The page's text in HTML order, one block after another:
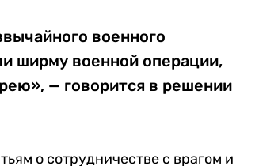
военного
ширму военной операции,
— говорится в решении
о сотрудничестве с врагом и